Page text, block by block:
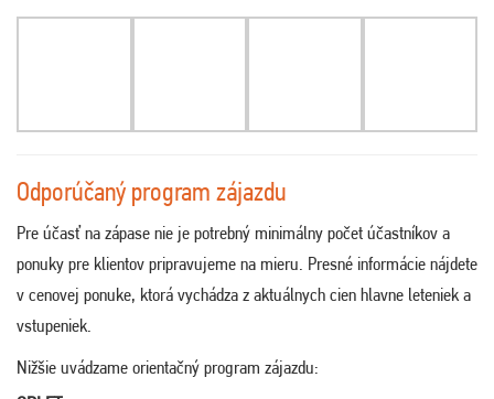
Odporúčaný program zájazdu
Pre účasť na zápase nie je potrebný minimálny počet účastníkov a
ponuky pre klientov pripravujeme na mieru. Presné informácie nájdete
v cenovej ponuke, ktorá vychádza z aktuálnych cien hlavne leteniek a
vstupeniek.
Nižšie uvádzame orientačný program zájazdu: